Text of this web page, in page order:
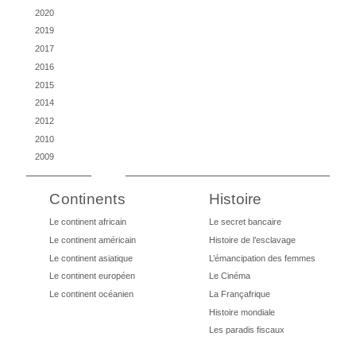
2020
2019
2017
2016
2015
2014
2012
2010
2009
Continents
Le continent africain
Le continent américain
Le continent asiatique
Le continent européen
Le continent océanien
Histoire
Le secret bancaire
Histoire de l’esclavage
L’émancipation des femmes
Le Cinéma
La Françafrique
Histoire mondiale
Les paradis fiscaux